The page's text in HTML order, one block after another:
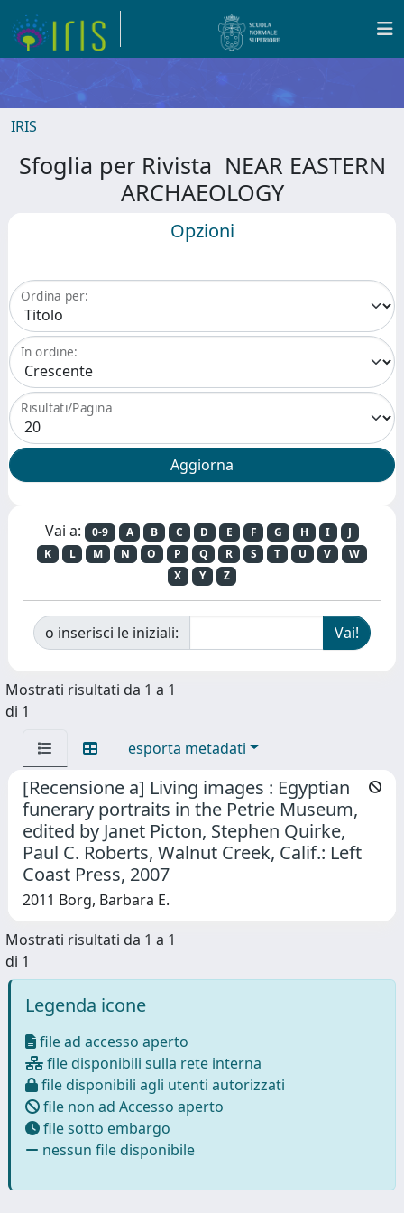
IRIS
Sfoglia per Rivista NEAR EASTERN
ARCHAEOLOGY
Opzioni
Ordina per:
In ordine:
Risultati/Pagina
Vai a: 0-9 A B C D E F G H I
J
K
L M N O P Q R S T U V
W
X
Y Z
o inserisci le iniziali:
Mostrati risultati da 1 a 1
di 1
esporta metadati
[Recensione a] Living images : Egyptian
funerary portraits in the Petrie Museum,
edited by Janet Picton, Stephen Quirke,
Paul C. Roberts, Walnut Creek, Calif.: Left
Coast Press, 2007
2011 Borg, Barbara E.
Mostrati risultati da 1 a 1
di 1
Legenda icone
file ad accesso aperto
file disponibili sulla rete interna
file disponibili agli utenti autorizzati
file non ad Accesso aperto
file sotto embargo
nessun file disponibile